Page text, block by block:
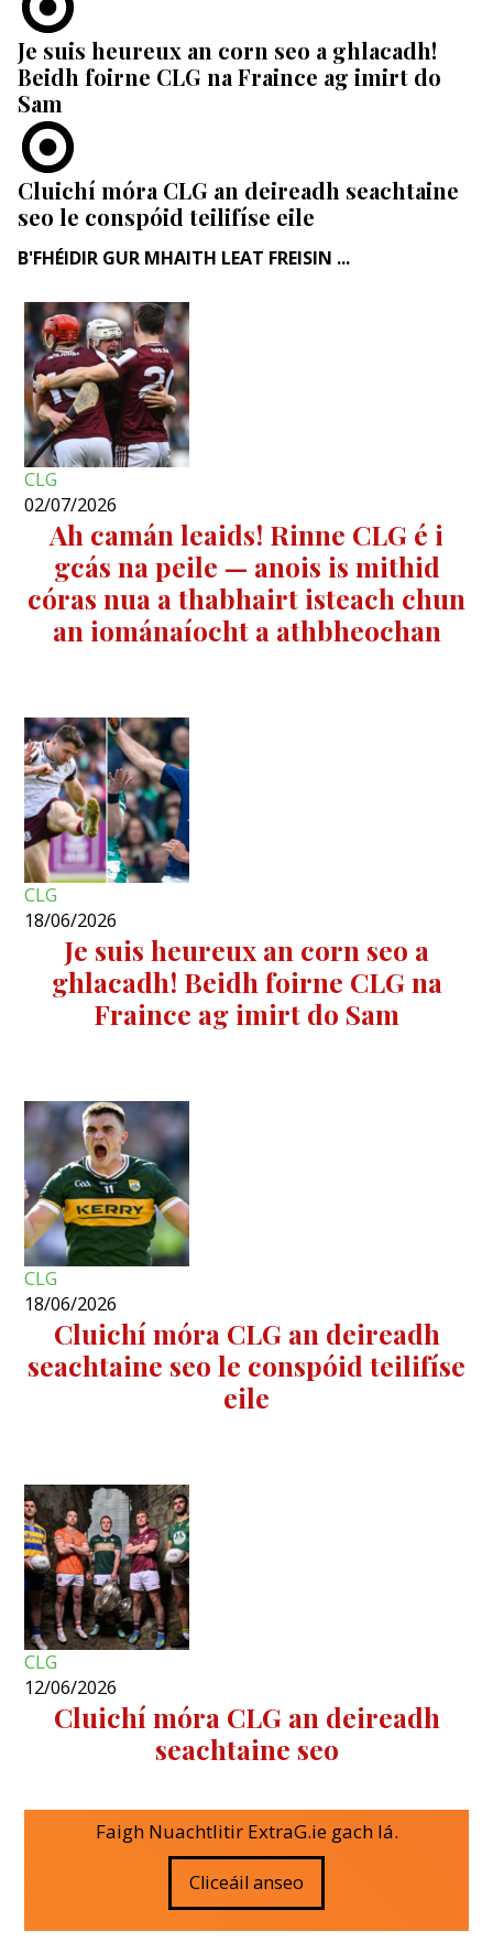
Je suis heureux an corn seo a ghlacadh!
Beidh foirne CLG na Fraince ag imirt do
Sam
Cluichí móra CLG an deireadh seachtaine
seo le conspóid teilifíse eile
B'FHÉIDIR GUR MHAITH LEAT FREISIN ...
CLG
02/07/2026
Ah camán leaids! Rinne CLG é i
gcás na peile — anois is mithid
córas nua a thabhairt isteach chun
an iománaíocht a athbheochan
CLG
18/06/2026
Je suis heureux an corn seo a
ghlacadh! Beidh foirne CLG na
Fraince ag imirt do Sam
CLG
18/06/2026
Cluichí móra CLG an deireadh
seachtaine seo le conspóid teilifíse
eile
CLG
12/06/2026
Cluichí móra CLG an deireadh
seachtaine seo
Faigh Nuachtlitir ExtraG.ie gach lá.
Cliceáil anseo